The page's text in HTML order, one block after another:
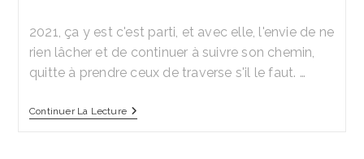
2021, ça y est c'est parti, et avec elle, l'envie de ne
rien lâcher et de continuer à suivre son chemin,
quitte à prendre ceux de traverse s'il le faut. …
Continuer La LectureTerritoires